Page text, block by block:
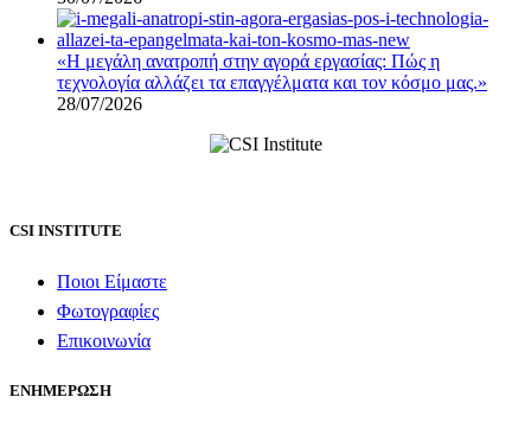
«Η μεγάλη ανατροπή στην αγορά εργασίας: Πώς η
τεχνολογία αλλάζει τα επαγγέλματα και τον κόσμο μας.»
28/07/2026
CSI INSTITUTE
Ποιοι Είμαστε
Φωτογραφίες
Επικοινωνία
ΕΝΗΜΕΡΩΣΗ